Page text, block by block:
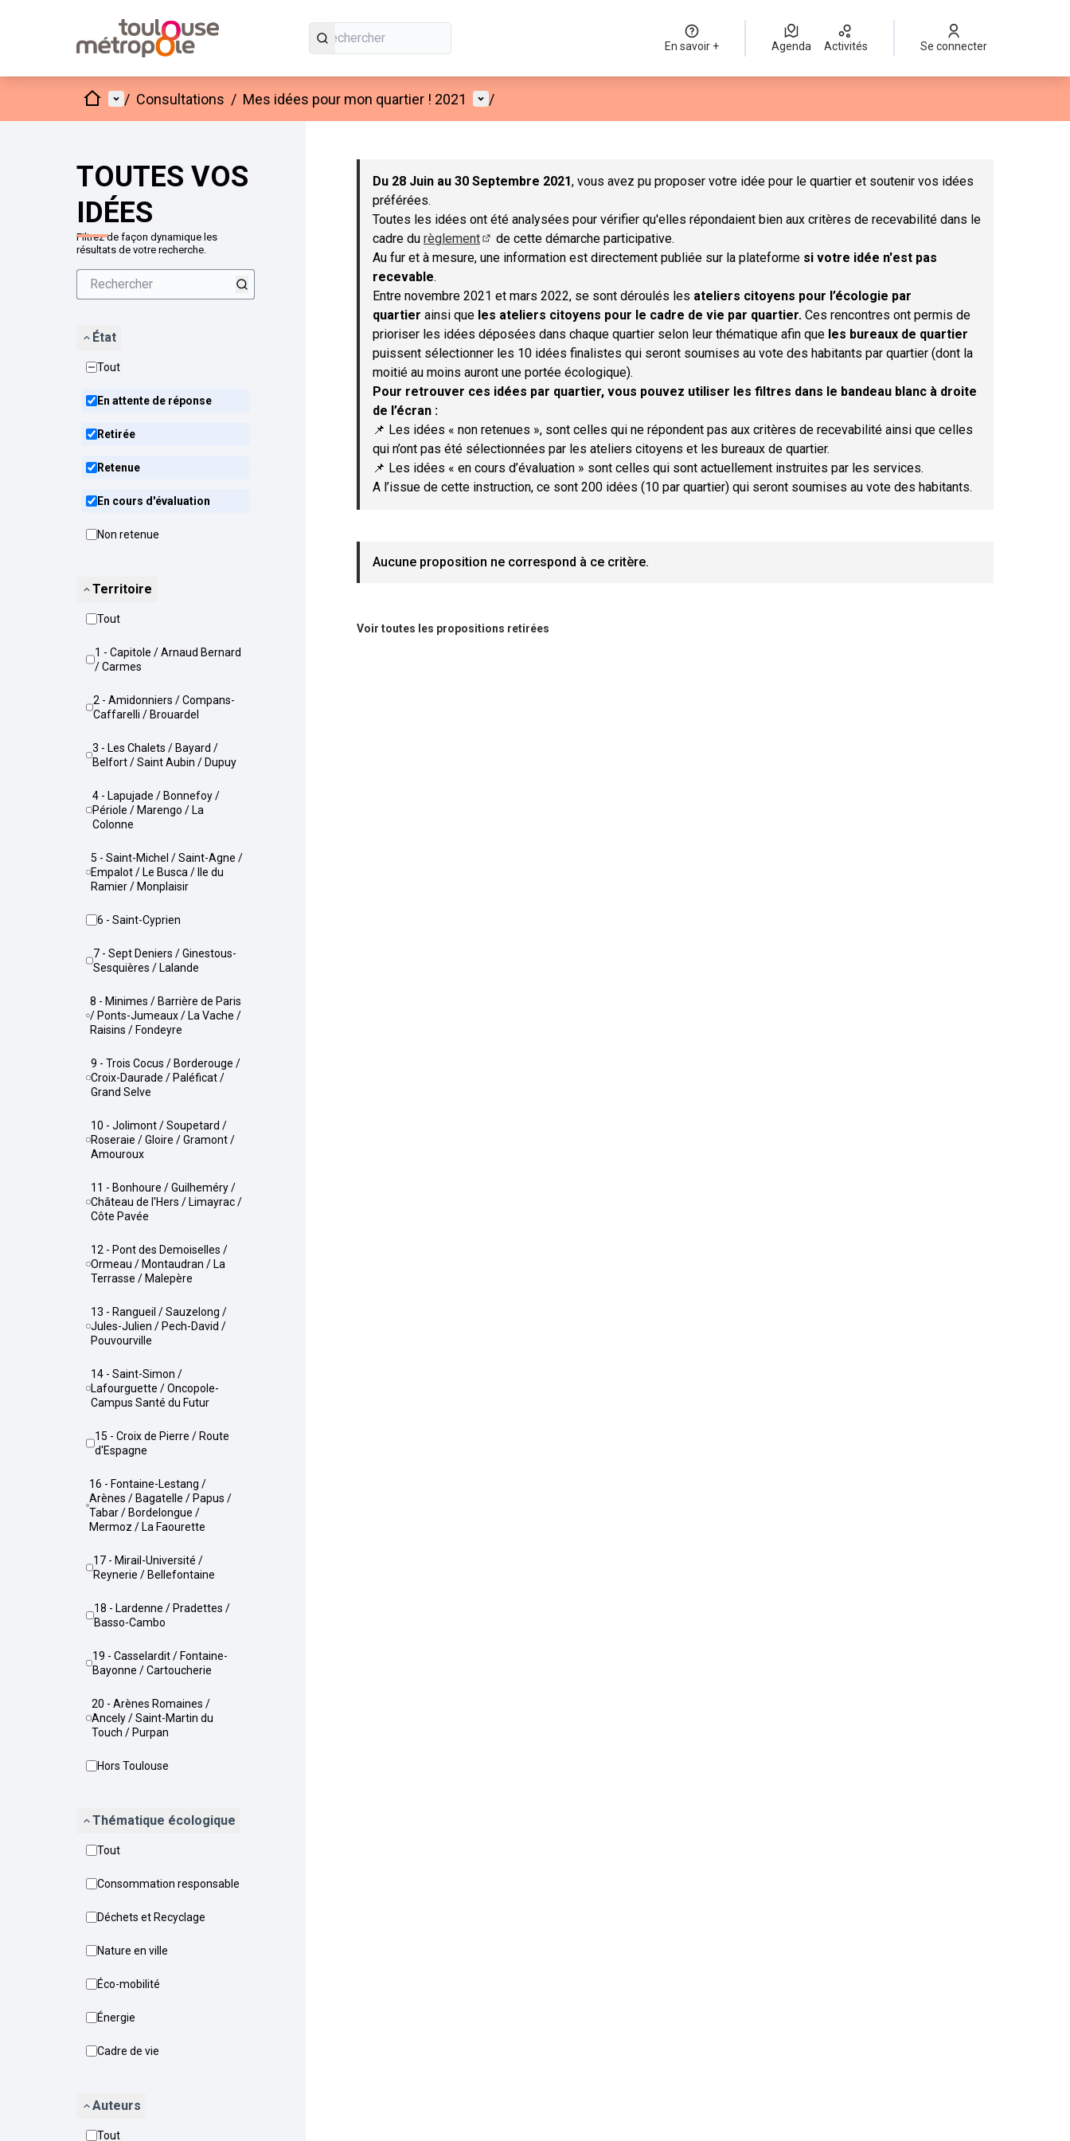
En savoir + Agenda Activités Se connecter
AccueilMenu principal
/ Consultations / Mes idées pour mon quartier ! 2021 Menu utilisateur
/
TOUTES VOS
IDÉES
Filtrez de façon dynamique les
résultats de votre recherche.
État
Tout
En attente de réponse
Retirée
Retenue
En cours d'évaluation
Non retenue
Territoire
Tout
1 - Capitole / Arnaud Bernard
/ Carmes
2 - Amidonniers / Compans-
Caffarelli / Brouardel
3 - Les Chalets / Bayard /
Belfort / Saint Aubin / Dupuy
4 - Lapujade / Bonnefoy /
Périole / Marengo / La
Colonne
5 - Saint-Michel / Saint-Agne /
Empalot / Le Busca / Ile du
Ramier / Monplaisir
6 - Saint-Cyprien
7 - Sept Deniers / Ginestous-
Sesquières / Lalande
8 - Minimes / Barrière de Paris
/ Ponts-Jumeaux / La Vache /
Raisins / Fondeyre
9 - Trois Cocus / Borderouge /
Croix-Daurade / Paléficat /
Grand Selve
10 - Jolimont / Soupetard /
Roseraie / Gloire / Gramont /
Amouroux
11 - Bonhoure / Guilheméry /
Château de l'Hers / Limayrac /
Côte Pavée
12 - Pont des Demoiselles /
Ormeau / Montaudran / La
Terrasse / Malepère
13 - Rangueil / Sauzelong /
Jules-Julien / Pech-David /
Pouvourville
14 - Saint-Simon /
Lafourguette / Oncopole-
Campus Santé du Futur
15 - Croix de Pierre / Route
d'Espagne
16 - Fontaine-Lestang /
Arènes / Bagatelle / Papus /
Tabar / Bordelongue /
Mermoz / La Faourette
17 - Mirail-Université /
Reynerie / Bellefontaine
18 - Lardenne / Pradettes /
Basso-Cambo
19 - Casselardit / Fontaine-
Bayonne / Cartoucherie
20 - Arènes Romaines /
Ancely / Saint-Martin du
Touch / Purpan
Hors Toulouse
Thématique écologique
Tout
Consommation responsable
Déchets et Recyclage
Nature en ville
Éco-mobilité
Énergie
Cadre de vie
Auteurs
Tout
Passer la carte
Du 28 Juin au 30 Septembre 2021, vous avez pu proposer votre idée pour le quartier et soutenir vos idées
préférées.
Toutes les idées ont été analysées pour vérifier qu'elles répondaient bien aux critères de recevabilité dans le
cadre du règlement
(S'ouvre dans un nouvel onglet)
de cette démarche participative.
Au fur et à mesure, une information est directement publiée sur la plateforme si votre idée n'est pas
recevable.
Entre novembre 2021 et mars 2022, se sont déroulés les ateliers citoyens pour l’écologie par
quartier ainsi que les ateliers citoyens pour le cadre de vie par quartier. Ces rencontres ont permis de
prioriser les idées déposées dans chaque quartier selon leur thématique afin que les bureaux de quartier
puissent sélectionner les 10 idées finalistes qui seront soumises au vote des habitants par quartier (dont la
moitié au moins auront une portée écologique).
Pour retrouver ces idées par quartier, vous pouvez utiliser les filtres dans le bandeau blanc à droite
de l’écran :
📌 Les idées « non retenues », sont celles qui ne répondent pas aux critères de recevabilité ainsi que celles
qui n’ont pas été sélectionnées par les ateliers citoyens et les bureaux de quartier.
📌 Les idées « en cours d’évaluation » sont celles qui sont actuellement instruites par les services.
A l’issue de cette instruction, ce sont 200 idées (10 par quartier) qui seront soumises au vote des habitants.
Aucune proposition ne correspond à ce critère.
Voir toutes les propositions retirées